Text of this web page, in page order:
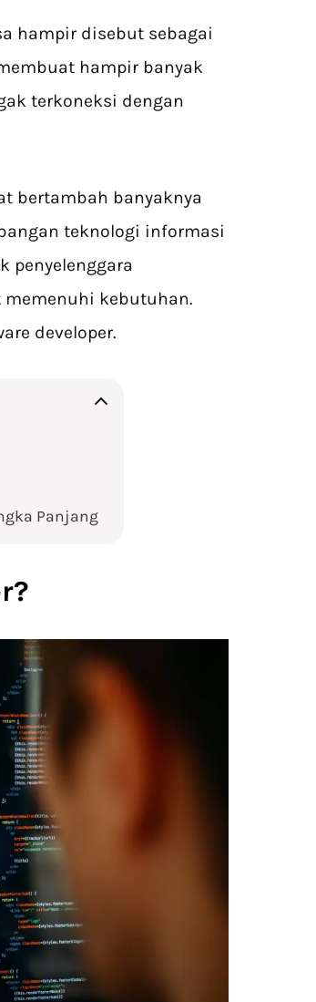
hampir disebut sebagai
hampir banyak
terkoneksi dengan
bertambah banyaknya
teknologi informasi
penyelenggara
kebutuhan.
developer.
Panjang